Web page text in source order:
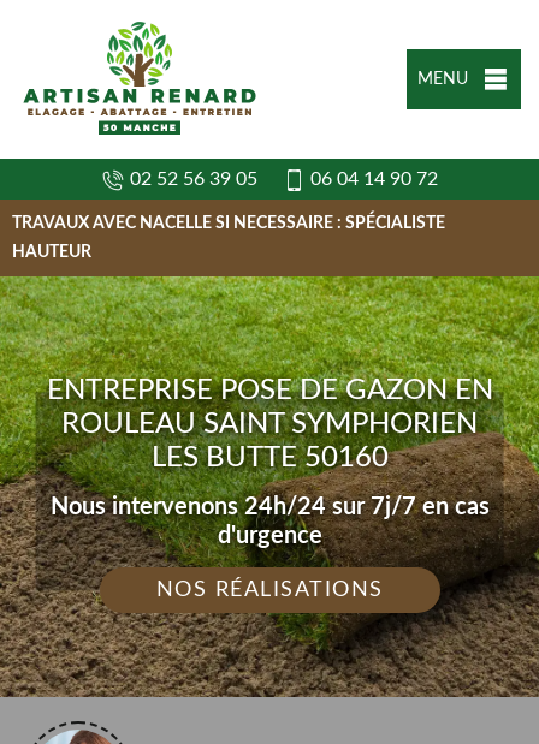
MENU
02 52 56 39 05 06 04 14 90 72
TRAVAUX AVEC NACELLE SI NECESSAIRE : SPÉCIALISTE
HAUTEUR
ENTREPRISE POSE DE GAZON EN
ROULEAU SAINT SYMPHORIEN
LES BUTTE 50160
Nous intervenons 24h/24 sur 7j/7 en cas
d'urgence
NOS RÉALISATIONS